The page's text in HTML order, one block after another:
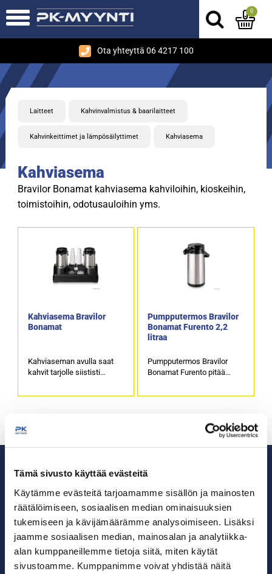
Tämä sivusto käyttää evästeitä
Käytämme evästeitä tarjoamamme sisällön ja mainosten
räätälöimiseen, sosiaalisen median ominaisuuksien
tukemiseen ja kävijämäärämme analysoimiseen. Lisäksi
jaamme sosiaalisen median, mainosalan ja analytiikka-
alan kumppaneillemme tietoja siitä, miten käytät
sivustoamme. Kumppanimme voivat yhdistää näitä
Ota yhteyttä 06 4217 100
0
Laitteet Kahvinvalmistus & baarilaitteet
Kahvinkeittimet ja lämpösäilyttimet Kahviasema
Kahviasema
Bravilor Bonamat kahviasema kahviloihin, kioskeihin,
toimistoihin, odotusauloihin yms.
Kahviasema Bravilor
Bonamat
Kahviaseman avulla saat
kahvit tarjolle siististi
Kahviasema soveltuu
Pumpputermos Bravilor
Bonamat Furento 2,2
litraa
Pumpputermos Bravilor
Bonamat Furento pitää
lämpötilassa, säilyttäen
pumppauspainike tekee
kahvintarjoilun helpoksi.
Pumpputermos soveltuu
Bravilor Bonamatin
kahviasemaan.
Ammattikeittiöiden asialla.
29 vuoden kokemuksella ympäri Suomen